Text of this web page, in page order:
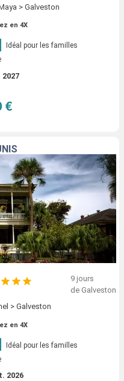
> Galveston
en 4X
Idéal pour les familles
2027
€
9 jours
de Galveston
> Galveston
en 4X
Idéal pour les familles
2026